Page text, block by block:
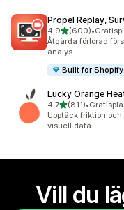
Propel Replay,
4,9av 5 stjärnor
(600)
600 recensioner
•
Åtgärda förlorad
analys
Built for Shopify
Lucky Orange
4,7av 5 stjärnor
(811)
811 recensioner
•
Upptäck friktion
visuell data.
Vill du